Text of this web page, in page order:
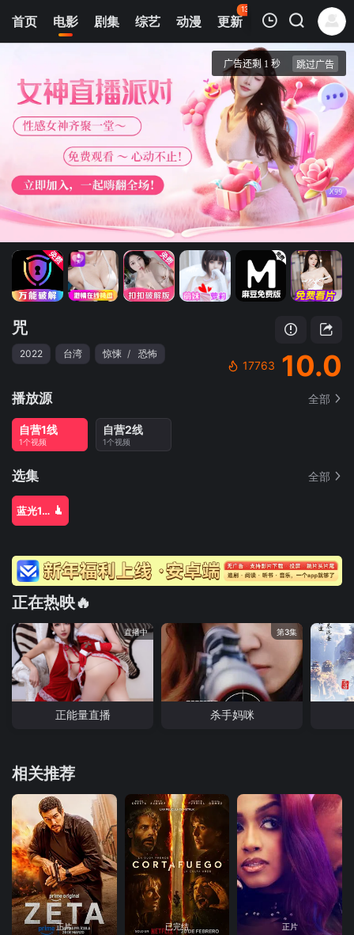
首页 电影 剧集 综艺 动漫 更新
134
热榜 APP
蓝光1080P
咒
咒
2022 台湾 惊悚 / 恐怖
17763 10.0
播放源 全部
自营1线
1个视频
自营2线
1个视频
选集 全部
蓝光1080P
正在热映🔥
直播中
正能量直播
第3集
杀手妈咪
相关推荐
正片 已完结 正片